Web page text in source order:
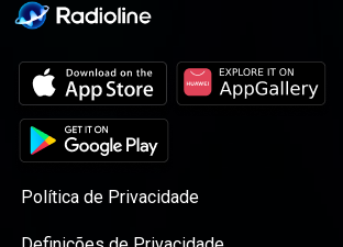
Política de Privacidade